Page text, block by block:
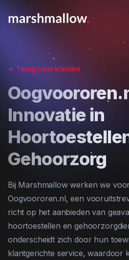
<- Terug naar klanten
Innovatie in
Gehoorzorg
Bij Marshmallow werken we
Oogvoororen.nl, een
richt op het aanbieden van
hoortoestellen en
onderscheidt zich door hun
klantgerichte service, waardoor